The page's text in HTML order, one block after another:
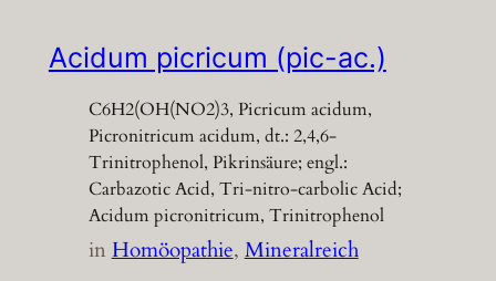
Acidum picricum (pic-ac.)
C6H2(OH(NO2)3, Picricum acidum,
Picronitricum acidum, dt.: 2,4,6-
Trinitrophenol, Pikrinsäure; engl.:
Carbazotic Acid, Tri-nitro-carbolic Acid;
Acidum picronitricum, Trinitrophenol
inHomöopathie, Mineralreich